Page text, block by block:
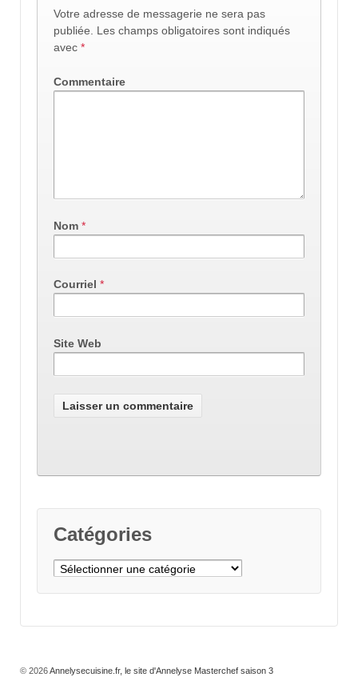
Votre adresse de messagerie ne sera pas
publiée.
Les champs obligatoires sont indiqués
avec *
Commentaire
Nom *
Courriel *
Site Web
Catégories
Catégories
© 2026Annelysecuisine.fr, le site d'Annelyse Masterchef saison 3